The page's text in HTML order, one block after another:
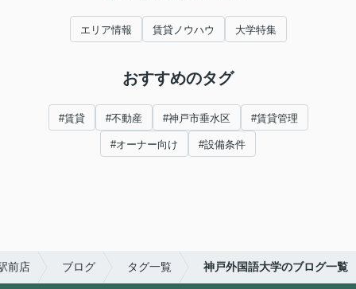
エリア情報 賃貸ノウハウ 大学特集
おすすめのタグ
#賃貸 #不動産 #神戸市垂水区 #賃貸管理
#オーナー向け #設備条件
前店 ブログ タグ一覧 神戸外国語大学のブログ一覧